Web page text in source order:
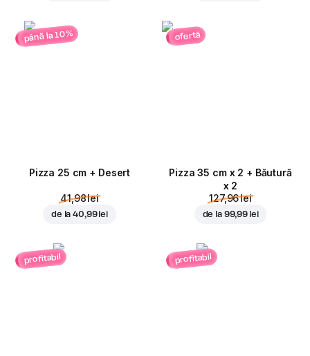
până la 10%
Pizza 25 cm + Desert
41,98 lei
de la40,99 lei
ofertă
Pizza 35 cm x 2 + Băutură
x 2
127,96 lei
de la 99,99 lei
profitabil profitabil